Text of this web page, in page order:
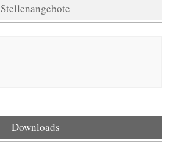
Stellenangebote
Downloads